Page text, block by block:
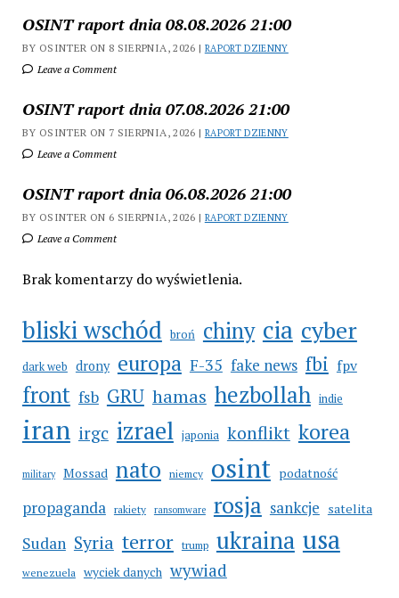
OSINT raport dnia 08.08.2026 21:00
BY OSINTER ON 8 SIERPNIA, 2026 | RAPORT DZIENNY
Leave a Comment
OSINT raport dnia 07.08.2026 21:00
BY OSINTER ON 7 SIERPNIA, 2026 | RAPORT DZIENNY
Leave a Comment
OSINT raport dnia 06.08.2026 21:00
BY OSINTER ON 6 SIERPNIA, 2026 | RAPORT DZIENNY
Leave a Comment
Brak komentarzy do wyświetlenia.
bliski wschód broń chiny cia cyber
dark web drony europa F-35 fake news fbi fpv
front fsb GRU hamas hezbollah indie
iran irgc izrael japonia konflikt korea
military Mossad nato niemcy osint podatność
propaganda rakiety ransomware rosja sankcje satelita
Sudan Syria terror trump ukraina usa
wenezuela wyciek danych wywiad